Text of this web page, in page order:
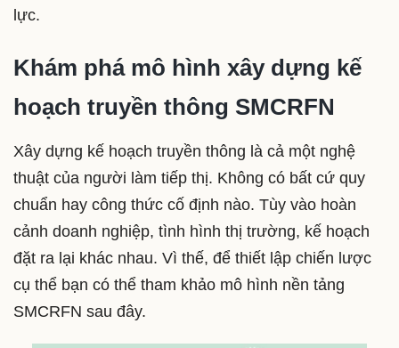
lực.
Khám phá mô hình xây dựng kế
hoạch truyền thông SMCRFN
Xây dựng kế hoạch truyền thông là cả một nghệ
thuật của người làm tiếp thị. Không có bất cứ quy
chuẩn hay công thức cố định nào. Tùy vào hoàn
cảnh doanh nghiệp, tình hình thị trường, kế hoạch
đặt ra lại khác nhau. Vì thế, để thiết lập chiến lược
cụ thể bạn có thể tham khảo mô hình nền tảng
SMCRFN sau đây.